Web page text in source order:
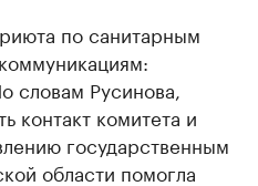
по санитарным
словам Русинова,
контакт комитета и
государственным
области помогла